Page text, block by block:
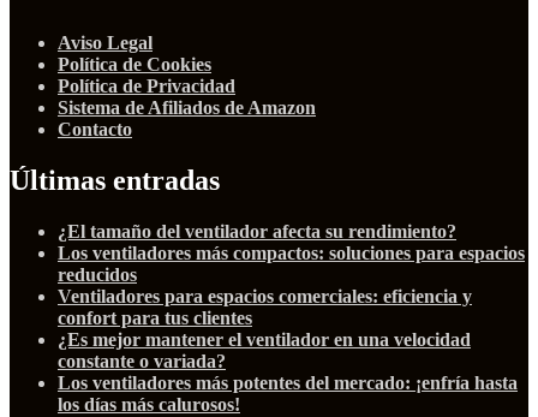
Aviso Legal
Política de Cookies
Política de Privacidad
Sistema de Afiliados de Amazon
Contacto
Últimas entradas
¿El tamaño del ventilador afecta su rendimiento?
Los ventiladores más compactos: soluciones para espacios
reducidos
Ventiladores para espacios comerciales: eficiencia y
confort para tus clientes
¿Es mejor mantener el ventilador en una velocidad
constante o variada?
Los ventiladores más potentes del mercado: ¡enfría hasta
los días más calurosos!